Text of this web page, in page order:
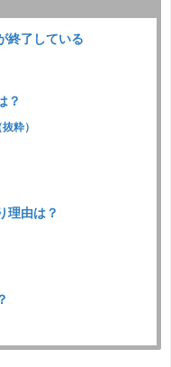
終了している
？
粋）
理由は？